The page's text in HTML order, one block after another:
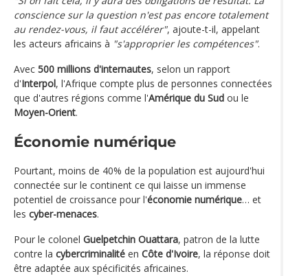
conscience sur la question n'est pas encore totalement
au rendez-vous, il faut accélérer", ajoute-t-il, appelant
les acteurs africains à "s'approprier les compétences".
Avec 500 millions d'internautes, selon un rapport
d'Interpol, l'Afrique compte plus de personnes connectées
que d'autres régions comme l'Amérique du Sud ou le
Moyen-Orient.
Économie numérique
Pourtant, moins de 40% de la population est aujourd'hui
connectée sur le continent ce qui laisse un immense
potentiel de croissance pour l'économie numérique… et
les cyber-menaces.
Pour le colonel Guelpetchin Ouattara, patron de la lutte
contre la cybercriminalité en Côte d'Ivoire, la réponse doit
être adaptée aux spécificités africaines.